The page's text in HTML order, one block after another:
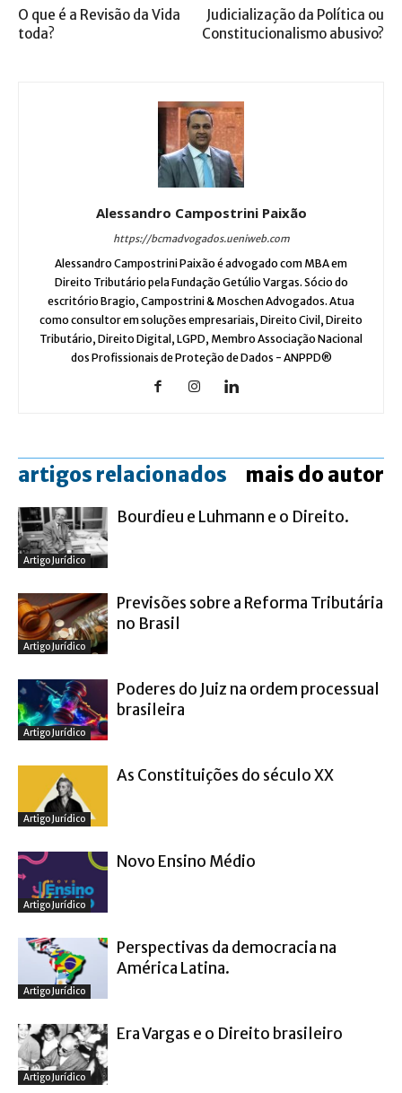
O que é a Revisão da Vida
toda?
Judicialização da Política ou
Constitucionalismo abusivo?
Alessandro Campostrini Paixão
https://bcmadvogados.ueniweb.com
Alessandro Campostrini Paixão é advogado com MBA em
Direito Tributário pela Fundação Getúlio Vargas. Sócio do
escritório Bragio, Campostrini & Moschen Advogados. Atua
como consultor em soluções empresariais, Direito Civil, Direito
Tributário, Direito Digital, LGPD, Membro Associação Nacional
dos Profissionais de Proteção de Dados - ANPPD®
artigos relacionados mais do autor
Artigo Jurídico
Bourdieu e Luhmann e o Direito.
Artigo Jurídico
Previsões sobre a Reforma Tributária
no Brasil
Artigo Jurídico
Poderes do Juiz na ordem processual
brasileira
Artigo Jurídico
As Constituições do século XX
Artigo Jurídico
Novo Ensino Médio
Artigo Jurídico
Perspectivas da democracia na
América Latina.
Artigo Jurídico
Era Vargas e o Direito brasileiro